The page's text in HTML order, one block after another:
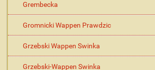
Grembecka
Gromnicki Wappen Prawdzic
Grzebski Wappen Swinka
Grzebski-Wappen Swinka